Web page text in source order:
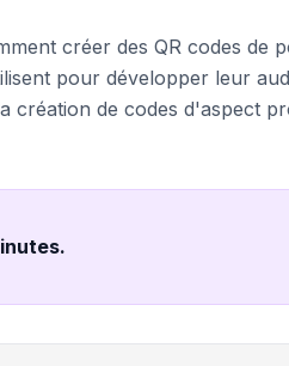
créer des QR codes de
pour développer leur
création de codes d'aspect
.